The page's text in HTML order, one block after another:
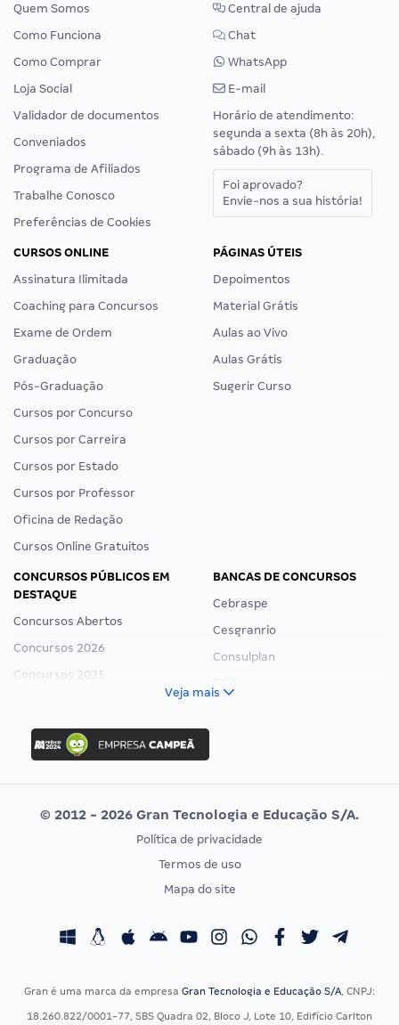
Quem Somos
Como Funciona
Como Comprar
Loja Social
Validador de documentos
Conveniados
Programa de Afiliados
Trabalhe Conosco
Preferências de Cookies
Central de ajuda
Chat
WhatsApp
E-mail
Horário de atendimento:
segunda a sexta (8h às 20h),
sábado (9h às 13h).
Foi aprovado?
Envie-nos a sua história!
CURSOS ONLINE
Assinatura Ilimitada
Coaching para Concursos
Exame de Ordem
Graduação
Pós-Graduação
Cursos por Concurso
Cursos por Carreira
Cursos por Estado
Cursos por Professor
Oficina de Redação
Cursos Online Gratuitos
PÁGINAS ÚTEIS
Depoimentos
Material Grátis
Aulas ao Vivo
Aulas Grátis
Sugerir Curso
CONCURSOS PÚBLICOS EM
DESTAQUE
Concursos Abertos
Concursos 2026
Concursos 2025
Concurso Ibama
Concurso MPU
Editais publicados
BANCAS DE CONCURSOS
Cebraspe
Cesgranrio
Consulplan
Vunesp
CONCURSOS POR PROFISSÃO
Concursos Fiscais
EXAME DE ORDEM
Calendário OAB
Veja mais
© 2012 - 2026 Gran Tecnologia e Educação S/A.
Política de privacidade
Termos de uso
Mapa do site
Gran é uma marca da empresa Gran Tecnologia e Educação S/A, CNPJ:
18.260.822/0001-77, SBS Quadra 02, Bloco J, Lote 10, Edifício Carlton